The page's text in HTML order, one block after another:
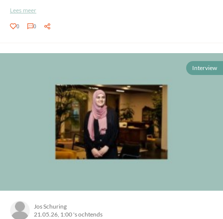
Lees meer
0 0
Interview
Jos Schuring
21.05.26, 1:00 's ochtends